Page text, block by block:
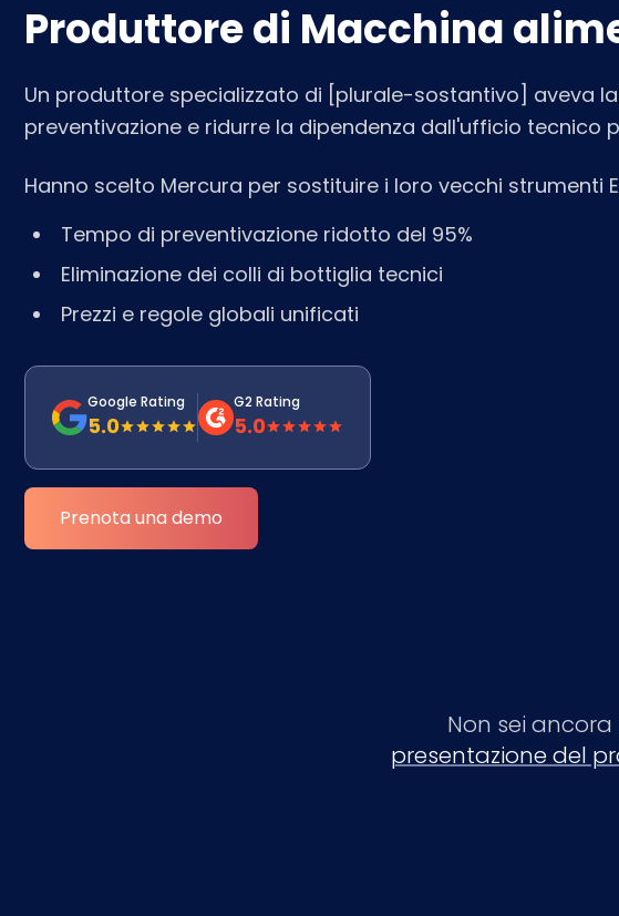
Produttore di Macchina
Un produttore specializzato di [plurale-sostantivo] aveva
preventivazione e ridurre la dipendenza dall'ufficio tecnico
Hanno scelto Mercura per sostituire i loro vecchi strumenti
Tempo di preventivazione ridotto del 95%
Eliminazione dei colli di bottiglia tecnici
Prezzi e regole globali unificati
Google Rating
5.0
G2 Rating
5.0
Prenota una demo
Non sei
presentazione del